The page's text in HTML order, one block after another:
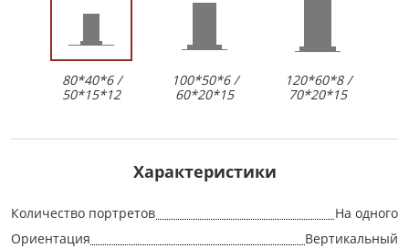
80*40*6 /
50*15*12
100*50*6 /
60*20*15
120*60*8 /
70*20*15
Характеристики
Количество портретов
На одного
Ориентация
Вертикальный